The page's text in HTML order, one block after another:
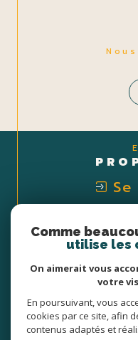
Comme
utilise les
On aimerait vous
votre
En poursuivant, vous
cookies par ce site, afin
contenus adaptés et